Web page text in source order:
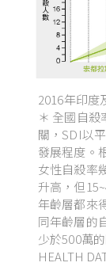
2016年印度
＊ 全國自
關，SDI以
發展程度。
女性自殺率
升高，但
年齡層都來
同年齡層的
少於500萬
HEALTH